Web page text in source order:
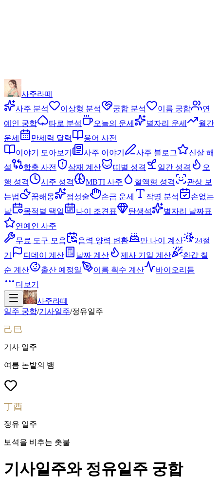
사주라떼
사주 분석
이상형 분석 궁합 분석 이름 궁합
연
예인 궁합
타로 분석 오늘의 운세 별자리 운세
월간
운세
만세력 달력
용어 사전
이야기 모아보기
사주 이야기 사주 블로그
신살 해
설
합충 사전 삼재 계산 띠별 성격 일간 성격
오
행 성격
시주 성격 MBTI 사주 혈액형 성격
관상 보
는법
꿈해몽 점성술 손금 운세 작명 분석
손없는
날
목적별 택일 나이 조견표 탄생석
별자리 날짜표
연예인 사주
무료 도구 모음
음력 양력 변환 만 나이 계산
24절
기
디데이 계산 날짜 계산 제사 기일 계산
환갑 칠
순 계산
출산 예정일 이름 획수 계산
바이오리듬
더보기
사주라떼
일주 궁합/기사일주/정유일주
己巳
기사 일주
여름 논밭의 뱀
丁酉
정유 일주
보석을 비추는 촛불
기사일주와 정유일주 궁합